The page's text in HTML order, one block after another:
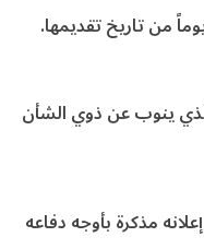
من تاريخ تقديمها.
ينوب عن ذوي الشأن
مذكرة بأوجه دفاعه